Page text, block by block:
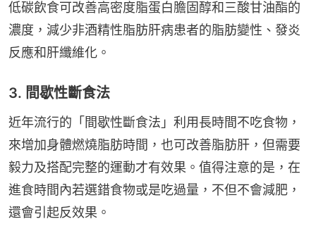
低碳飲食可改善高密度脂蛋白膽固醇和三酸甘油酯的
濃度，減少非酒精性脂肪肝病患者的脂肪變性、發炎
反應和肝纖維化。
3. 間歇性斷食法
近年流行的「間歇性斷食法」利用長時間不吃食物，
來增加身體燃燒脂肪時間，也可改善脂肪肝，但需要
毅力及搭配完整的運動才有效果。值得注意的是，在
進食時間內若選錯食物或是吃過量，不但不會減肥，
還會引起反效果。